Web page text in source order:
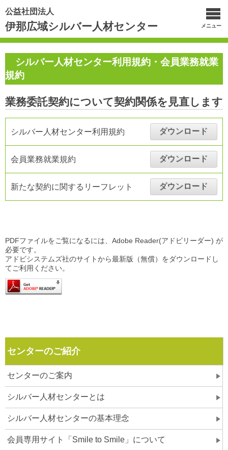
公益社団法人
伊那広域シルバー人材センター メニュー
シルバー人材センター利用規約・会員業務就業
規約
業務委託契約について契約関係を見直します
シルバー人材センター利用規約 ダウンロード
会員業務就業規約 ダウンロード
新たな契約に関するリーフレット ダウンロード
PDFファイルをご覧になるには、Adobe Reader(アドビリーダー) が
必要です。
アドビシステムズ社のサイトから最新版（無償）をダウンロードし
てご利用ください。
センターのご紹介
センターのご案内
シルバー人材センターとは
シルバー人材センターの基本理念
会員専用サイト「Smile to Smile」について